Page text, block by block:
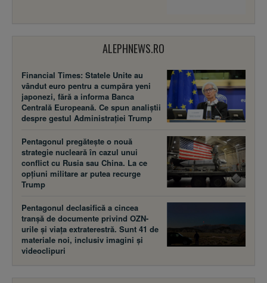
ALEPHNEWS.RO
Financial Times: Statele Unite au
vândut euro pentru a cumpăra yeni
japonezi, fără a informa Banca
Centrală Europeană. Ce spun analiștii
despre gestul Administrației Trump
Pentagonul pregătește o nouă
strategie nucleară în cazul unui
conflict cu Rusia sau China. La ce
opțiuni militare ar putea recurge
Trump
Pentagonul declasifică a cincea
tranșă de documente privind OZN-
urile și viața extraterestră. Sunt 41 de
materiale noi, inclusiv imagini și
videoclipuri